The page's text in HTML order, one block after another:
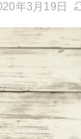
年3月19日